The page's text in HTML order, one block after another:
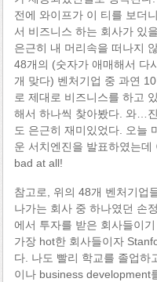
전에 와이프가 이 티를 보더
서 비즈니스 하는 회사가 있
은근히 내 머리속을 떠나지
48개의 (숫자가 애매해서 다
개 맞다) 벤처기업 중 과연
로 제대로 비즈니스를 하고
해서 하나씩 찾아봤다. 와…
도 은근히 재미있었다. 오늘
운 서치엔진을 발표하였는
bad at all!
참고로, 위의 48개 벤처기업
나가는 회사 중 하나였던 손
에서 투자를 받은 회사들이
가장 hot한 회사들이자
다. 나도 빨리 학교를 졸업하
이나 business development